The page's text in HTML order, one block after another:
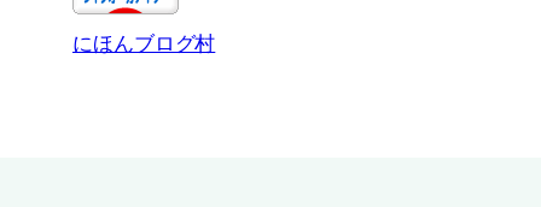
にほんブログ村